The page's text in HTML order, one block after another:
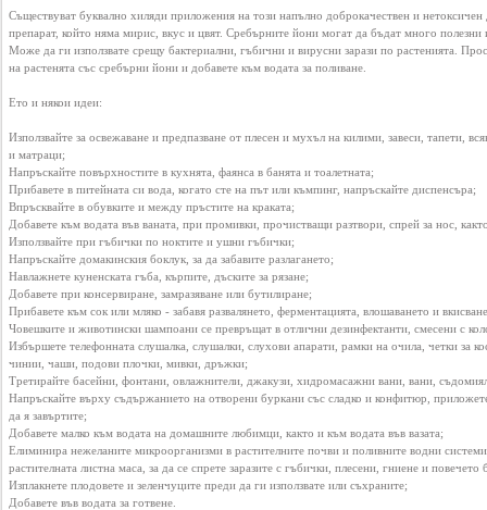
YEPSE.COM
us
User
Agreement
Privacy
Policy
Contact
us
Съществуват буквално хиляди приложения на този напълно доброкачествен и нетоксичен
препарат, който няма мирис, вкус и цвят. Сребърните йони могат да бъдат много полезни
Може да ги използвате срещу бактериални, гъбични и вирусни зарази по растенията.
на растенята със сребърни йони и добавете към водата за поливане.
Ето и някои идеи:
Използвайте за освежаване и предпазване от плесен и мухъл на килими, завеси, тапети,
и матраци;
Напръскайте повърхностите в кухнята, фаянса в банята и тоалетната;
Прибавете в питейната си вода, когато сте на път или къмпинг, напръскайте диспенсъра;
Впръсквайте в обувките и между пръстите на краката;
Добавете към водата във ваната, при промивки, прочистващи разтвори, спрей за нос,
Използвайте при гъбички по ноктите и ушни гъбички;
Напръскайте домакинския боклук, за да забавите разлагането;
Навлажнете куненската гъба, кърпите, дъските за рязане;
Добавете при консервиране, замразяване или бутилиране;
Прибавете към сок или мляко - забавя развалянето, ферментацията, влошаването и
Човешките и животински шампоани се превръщат в отлични дезинфектанти, смесени с
Избършете телефонната слушалка, слушалки, слухови апарати, рамки на очила, четки за
чинии, чаши, подови плочки, мивки, дръжки;
Третирайте басейни, фонтани, овлажнители, джакузи, хидромасажни вани, вани,
Напръскайте върху съдържанието на отворени буркани със сладко и конфитюр,
да я завъртите;
Добавете малко към водата на домашните любимци, както и към водата във вазата;
Елиминира нежеланите микроорганизми в растителните почви и поливните водни
растителната листна маса, за да се спрете заразите с гъбички, плесени, гниене и повечето
Изплакнете плодовете и зеленчуците преди да ги използвате или съхраните;
Добавете във водата за готвене.